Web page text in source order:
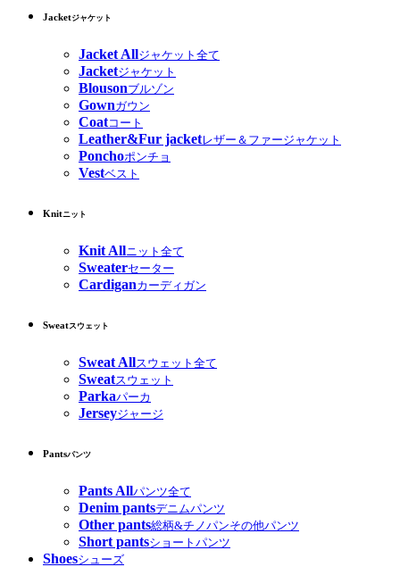
Jacketジャケット
Jacket Allジャケット全て
Jacketジャケット
Blousonブルゾン
Gownガウン
Coatコート
Leather&Fur jacketレザー＆ファージャケット
Ponchoポンチョ
Vestベスト
Knitニット
Knit Allニット全て
Sweaterセーター
Cardiganカーディガン
Sweatスウェット
Sweat Allスウェット全て
Sweatスウェット
Parkaパーカ
Jerseyジャージ
Pantsパンツ
Pants Allパンツ全て
Denim pantsデニムパンツ
Other pants総柄&チノパンその他パンツ
Short pantsショートパンツ
Shoesシューズ